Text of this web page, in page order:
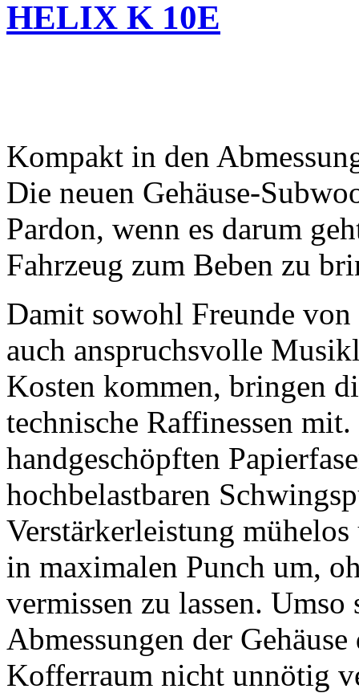
HELIX K 10E
Kompakt in den
Die neuen Gehäuse-
Pardon, wenn es darum
Fahrzeug zum Beben zu
Damit sowohl Freunde
auch anspruchsvolle
Kosten kommen, bringen
technische Raffinessen
handgeschöpften
hochbelastbaren
Verstärkerleistung
in maximalen Punch um,
vermissen zu lassen.
Abmessungen der
Kofferraum nicht unnötig